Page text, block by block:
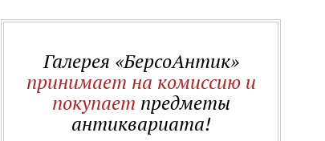
Галерея «БерсоАнтик»
принимает на комиссию и
покупает предметы
антиквариата!